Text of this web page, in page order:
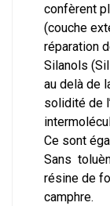
confèrent
(couche
réparation
Silanols
au delà de
solidité de
Ce sont
Sans
résine de
camphre.